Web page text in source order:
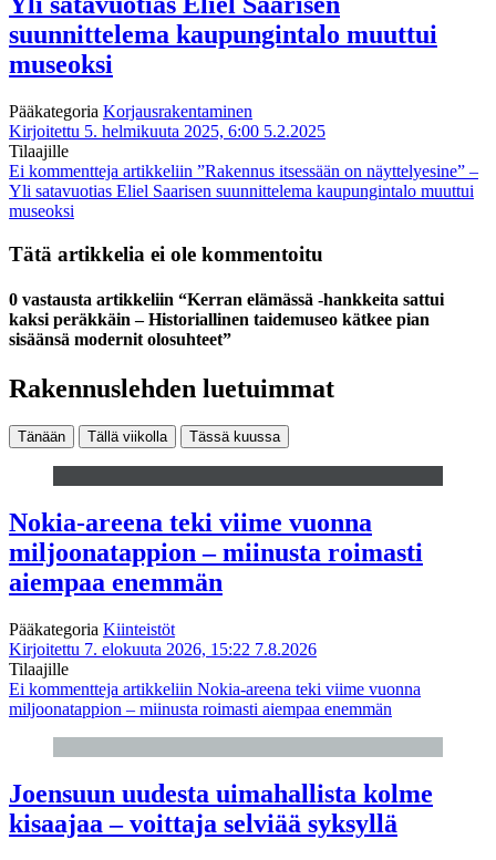
suunnittelema kaupungintalo muuttui
museoksi
Pääkategoria Korjausrakentaminen
Kirjoitettu 5. helmikuuta 2025, 6:00 5.2.2025
Tilaajille
Ei kommentteja artikkeliin ”Rakennus itsessään on näyttelyesine” –
Yli satavuotias Eliel Saarisen suunnittelema kaupungintalo muuttui
museoksi
Tätä artikkelia ei ole kommentoitu
0 vastausta artikkeliin “Kerran elämässä -hankkeita sattui
kaksi peräkkäin – Historiallinen taidemuseo kätkee pian
sisäänsä modernit olosuhteet”
Rakennuslehden luetuimmat
Tänään Tällä viikolla Tässä kuussa
Nokia-areena teki viime vuonna
miljoonatappion – miinusta roimasti
aiempaa enemmän
Pääkategoria Kiinteistöt
Kirjoitettu 7. elokuuta 2026, 15:22 7.8.2026
Tilaajille
Ei kommentteja artikkeliin Nokia-areena teki viime vuonna
miljoonatappion – miinusta roimasti aiempaa enemmän
Joensuun uudesta uimahallista kolme
kisaajaa – voittaja selviää syksyllä